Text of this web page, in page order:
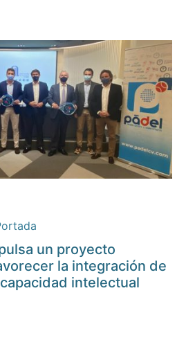
un proyecto
la integración de
intelectual